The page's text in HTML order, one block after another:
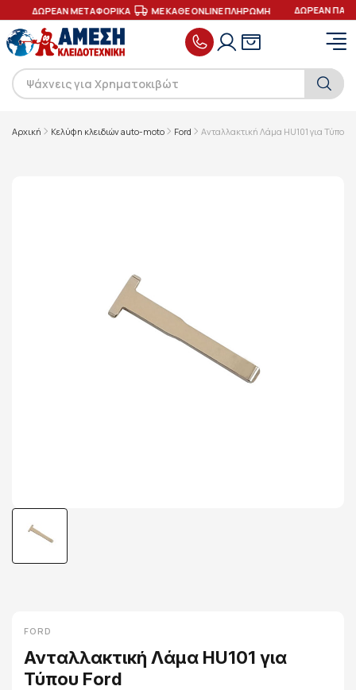
ΔΩΡΕΑΝ ΜΕΤΑΦΟΡΙΚΑ ΜΕ ΚΑΘΕ ONLINE ΠΛΗΡΩΜΗ ΔΩΡΕΑΝ
Αρχική Κελύφη κλειδιών auto-moto Ford Ανταλλακτική Λάμα HU101 για Τύπου
FORD
Ανταλλακτική Λάμα HU101 για
Τύπου Ford